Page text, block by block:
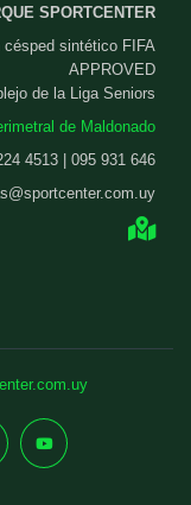
SPORTCENTER
sintético FIFA
APPROVED
de la Liga Seniors
de Maldonado
4513 | 095 931 646